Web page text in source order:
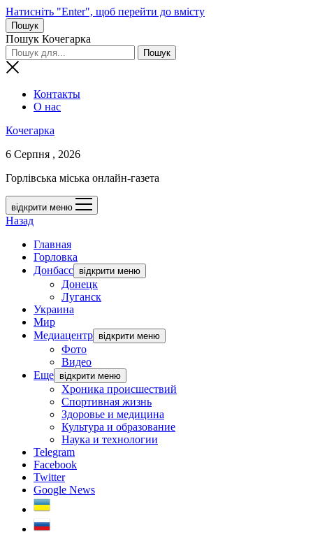
Натисніть "Enter", щоб перейти до вмісту
Пошук
Пошук Кочегарка
Контакты
О нас
Кочегарка
6 Серпня , 2026
Горлівська міська онлайн-газета
відкрити меню
Назад
Главная
Горловка
Донбасс відкрити меню
Донецк
Луганск
Украина
Мир
Медиацентр відкрити меню
Фото
Видео
Еще відкрити меню
Хроника происшествий
Спортивная жизнь
Здоровье и медицина
Культура и образование
Наука и технологии
Telegram
Facebook
Twitter
Google News